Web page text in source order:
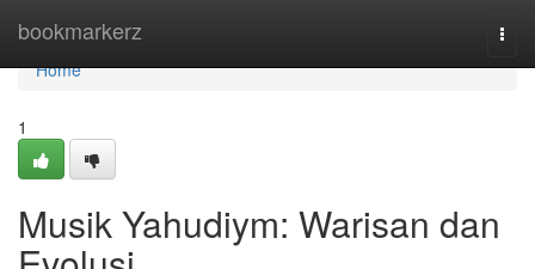
bookmarkerz
Home
Home
1
Musik Yahudiym: Warisan dan